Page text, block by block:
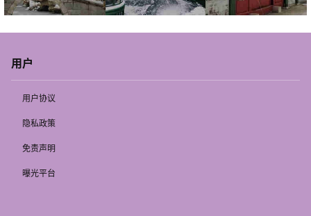
用户
用户协议
隐私政策
免责声明
曝光平台